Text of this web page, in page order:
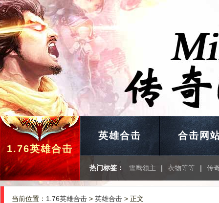
1.76英雄合击
英雄合击 合击网
热门标签： 雪鹰领主 | 衣物等等 | 传
当前位置： 1.76英雄合击 > 英雄合击 > 正文